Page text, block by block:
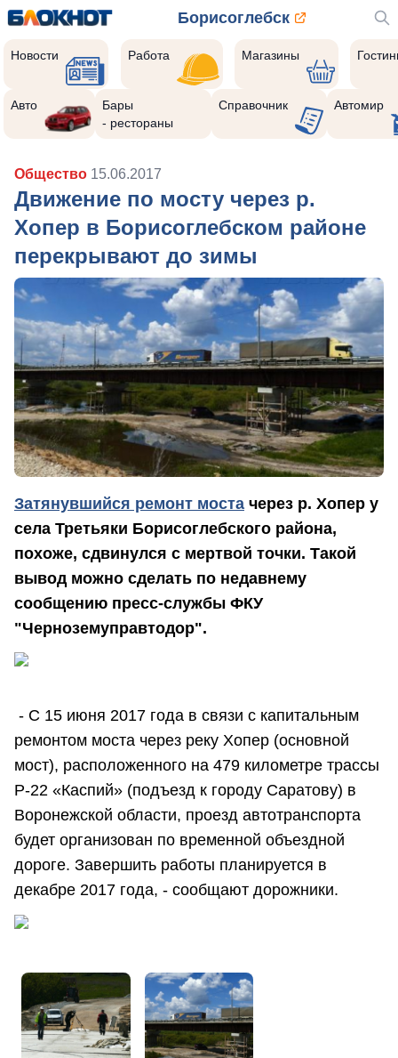
Борисоглебск
Новости Работа Магазины
Авто
Бары
- рестораны
Справочник Автомир
Общество 15.06.2017
Движение по мосту через р.
Хопер в Борисоглебском районе
перекрывают до зимы
Затянувшийся ремонт моста через р. Хопер у
села Третьяки Борисоглебского района,
похоже, сдвинулся с мертвой точки. Такой
вывод можно сделать по недавнему
сообщению пресс-службы ФКУ
"Черноземуправтодор".
- С 15 июня 2017 года в связи с капитальным
ремонтом моста через реку Хопер (основной
мост), расположенного на 479 километре трассы
Р-22 «Каспий» (подъезд к городу Саратову) в
Воронежской области, проезд автотранспорта
будет организован по временной объездной
дороге. Завершить работы планируется в
декабре 2017 года, - сообщают дорожники.